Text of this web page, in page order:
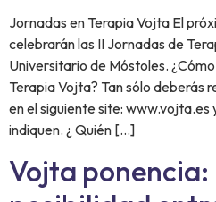
Jornadas en Terapia Vojta El
celebrarán las II Jornadas de
Universitario de Móstoles.
Terapia Vojta? Tan sólo deberás
en el siguiente site: www.vojta.es
indiquen. ¿ Quién […]
Vojta ponencia: